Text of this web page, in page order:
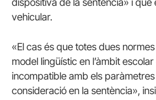
dispositiva de la sentència» i que
vehicular.
«El cas és que totes dues
model lingüístic en l’àmbit
incompatible amb els
consideració en la sentència»,